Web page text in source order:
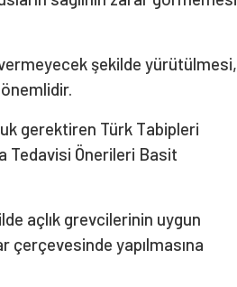
şekilde yürütülmesi,
gerektiren Türk Tabipleri
Tedavisi Önerileri Basit
açlık grevcilerinin uygun
çerçevesinde yapılmasına